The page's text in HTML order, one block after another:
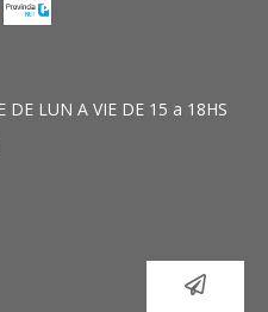
DE LUN A VIE DE 15 a 18HS